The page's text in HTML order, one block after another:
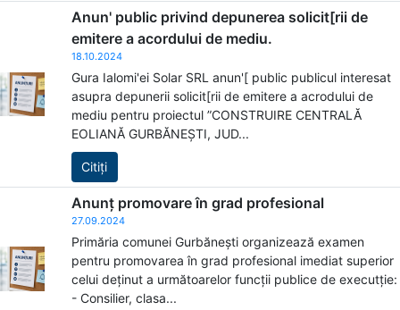
Anun' public privind depunerea solicit[rii de
emitere a acordului de mediu.
18.10.2024
Gura Ialomi'ei Solar SRL anun'[ public publicul interesat
asupra depunerii solicit[rii de emitere a acrodului de
mediu pentru proiectul ”CONSTRUIRE CENTRALĂ
EOLIANĂ GURBĂNEȘTI, JUD...
Citiți
Anunț promovare în grad profesional
27.09.2024
Primăria comunei Gurbănești organizează examen
pentru promovarea în grad profesional imediat superior
celui deținut a următoarelor funcții publice de executție:
- Consilier, clasa...